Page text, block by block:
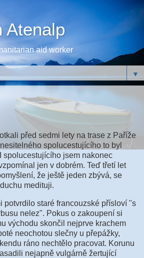
Atenalp
aid worker
▼
před sedmi lety na trase z Paříže
spolucestujícího to byl
spolucestujícího jsem nakonec
jen v dobrém. Teď třetí let
že ještě jeden zbývá, se
medituji.
potvrdilo staré francouzské přísloví "s
nelez". Pokus o zakoupení si
východu skončil nejprve krachem
neochotou slečny u přepážky,
ráno nechtělo pracovat. Korunu
nejapně vulgárně žertující